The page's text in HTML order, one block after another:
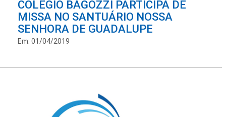
COLÉGIO BAGOZZI PARTICIPA DE
MISSA NO SANTUÁRIO NOSSA
SENHORA DE GUADALUPE
Em: 01/04/2019